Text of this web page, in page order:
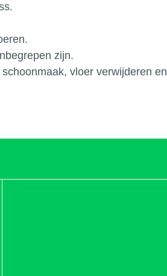
zijn.
vloer verwijderen en